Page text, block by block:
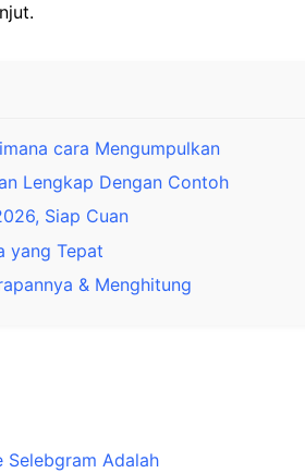
cara Mengumpulkan
Lengkap Dengan Contoh
Siap Cuan
yang Tepat
& Menghitung
Selebgram Adalah